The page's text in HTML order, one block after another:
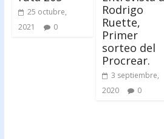
25 octubre,
2021
0
Rodrigo
Ruette,
Primer
sorteo del
Procrear.
3 septiembre,
2020
0